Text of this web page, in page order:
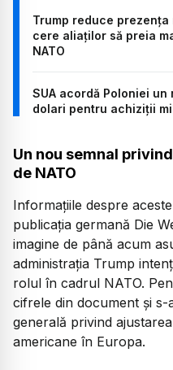
Trump reduce prezența
cere aliaților să preia
NATO
SUA acordă Poloniei
dolari pentru achiziții
Un nou semnal
de NATO
Informațiile despre
publicația germană Die
imagine de până acum
administrația Trump
rolul în cadrul NATO.
cifrele din document și s-
generală privind
americane în Europa.